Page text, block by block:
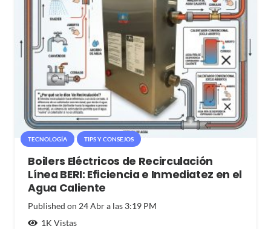
TECNOLOGÍA TIPS Y CONSEJOS
Boilers Eléctricos de Recirculación
Línea BERI: Eficiencia e Inmediatez en el
Agua Caliente
Published on 24 Abr a las 3:19 PM
1K Vistas